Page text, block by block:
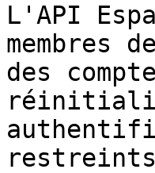
L'API
membres
des
restreints